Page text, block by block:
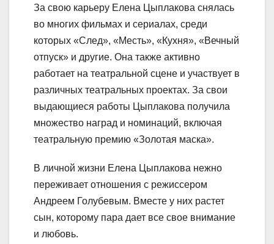
За свою карьеру Елена Цыплакова снялась
во многих фильмах и сериалах, среди
которых «След», «Месть», «Кухня», «Вечный
отпуск» и другие. Она также активно
работает на театральной сцене и участвует в
различных театральных проектах. За свои
выдающиеся работы Цыплакова получила
множество наград и номинаций, включая
театральную премию «Золотая маска».
В личной жизни Елена Цыплакова нежно
переживает отношения с режиссером
Андреем Голубевым. Вместе у них растет
сын, которому пара дает все свое внимание
и любовь.